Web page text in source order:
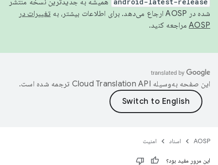
همیشه به جدیدترین نسخه منتشر
شده در AOSP ارجاع می‌دهد. برای اطلاعات بیشتر، به
تغییرات در
AOSP مراجعه کنید.
این صفحه به‌وسیله ترجمه شده است.
AOSP اسناد امنیت
این مرور مفید بود؟